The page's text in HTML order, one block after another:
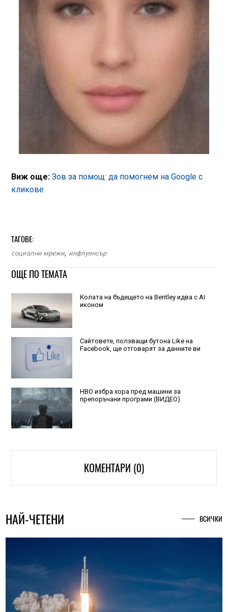
Виж още: Зов за помощ: да помогнем на Google с
кликовe
ТАГОВЕ:
социални мрежи, инфлуенсър
ОЩЕ ПО ТЕМАТА
Колата на бъдещето на Bentley идва с AI
иконом
Сайтовете, ползващи бутона Like на
Facebook, ще отговарят за данните ви
HBO избра хора пред машини за
препоръчани програми (ВИДЕО)
КОМЕНТАРИ (0)
НАЙ-ЧЕТЕНИ ВСИЧКИ